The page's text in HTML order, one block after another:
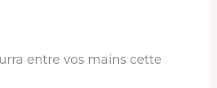
entre vos mains cette